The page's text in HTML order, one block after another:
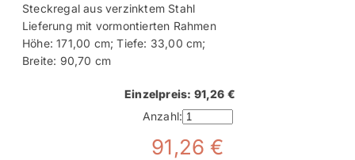
Steckregal aus verzinktem Stahl
Lieferung mit vormontierten Rahmen
Höhe: 171,00 cm; Tiefe: 33,00 cm;
Breite: 90,70 cm
Einzelpreis: 91,26 €
Anzahl:
91,26 €